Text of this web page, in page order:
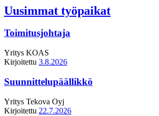
Uusimmat työpaikat
Toimitusjohtaja
Yritys KOAS
Kirjoitettu 3.8.2026
Suunnittelupäällikkö
Yritys Tekova Oyj
Kirjoitettu 22.7.2026